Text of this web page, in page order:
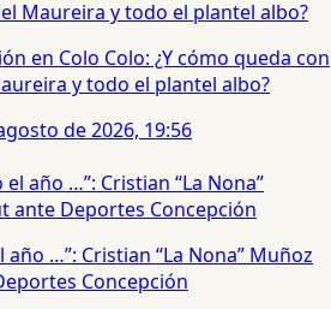
en Colo Colo: ¿Y cómo queda con
y todo el plantel albo?
de 2026, 19:56
…”: Cristian “La Nona” Muñoz
Concepción